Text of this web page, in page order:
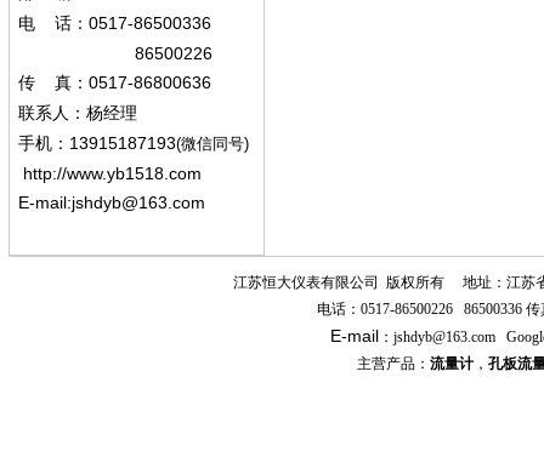
电 话： 0517-86500336
86500226
传 真： 0517-86800636
联系人：杨经理
手机 ： 13915187193(微信同号)
http://www.yb1518.com
E-mail:jshdyb@163.com
江苏恒大仪表有限公司 版权所有
地址：江苏
电话： 0517-86500226 86500336 传
E-mail ： jshdyb@163.com
主营产品： 流量计， 孔板流